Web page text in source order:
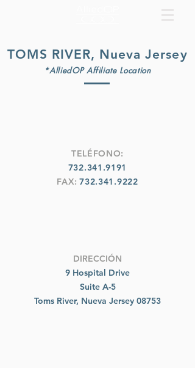
TOMS RIVER, Nueva Jersey
*AlliedOP Affiliate Location
TELÉFONO:
732.341.9191
FAX: 732.341.9222
DIRECCIÓN
9 Hospital Drive
Suite A-5
Toms River, Nueva Jersey 08753